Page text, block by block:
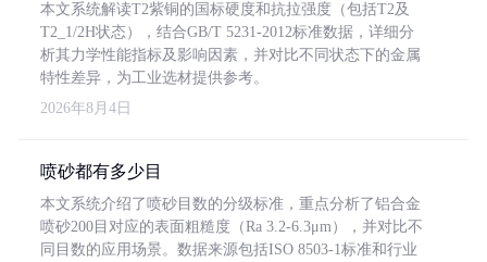
本文系统解读T2紫铜的国标硬度和抗拉强度（包括T2及
T2_1/2H状态），结合GB/T 5231-2012标准数据，详细分
析其力学性能指标及影响因素，并对比不同状态下的金属
特性差异，为工业选材提供参考。
2026年8月4日
喷砂都有多少目
本文系统介绍了喷砂目数的分级标准，重点分析了铝合金
喷砂200目对应的表面粗糙度（Ra 3.2-6.3μm），并对比不
同目数的应用场景。数据来源包括ISO 8503-1标准和行业